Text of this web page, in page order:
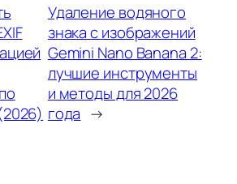
Удаление водяного
знака с изображений
Gemini Nano Banana 2:
лучшие инструменты
и методы для 2026
года →